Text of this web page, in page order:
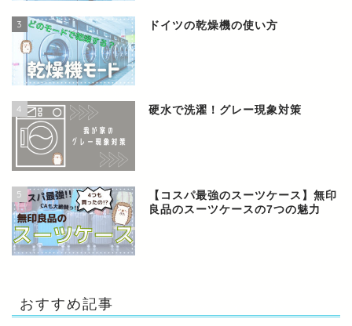
3 ドイツの乾燥機の使い方
4 硬水で洗濯！グレー現象対策
5
【コスパ最強のスーツケース】無印
良品のスーツケースの7つの魅力
おすすめ記事